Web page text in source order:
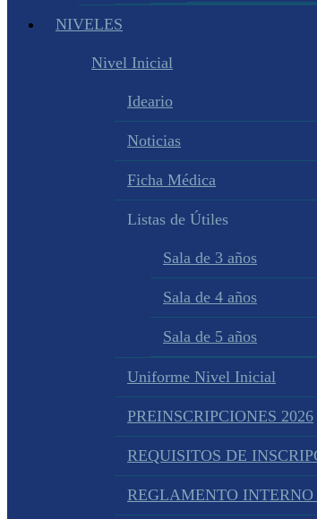
NIVELES
Nivel Inicial
Ideario
Noticias
Ficha Médica
Listas de Útiles
Sala de 3 años
Sala de 4 años
Sala de 5 años
Uniforme Nivel Inicial
PREINSCRIPCIONES 2026
REQUISITOS DE
REGLAMENTO